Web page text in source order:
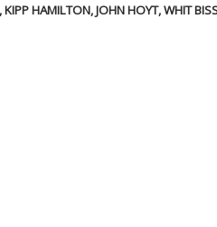
HAMILTON, JOHN HOYT, WHIT